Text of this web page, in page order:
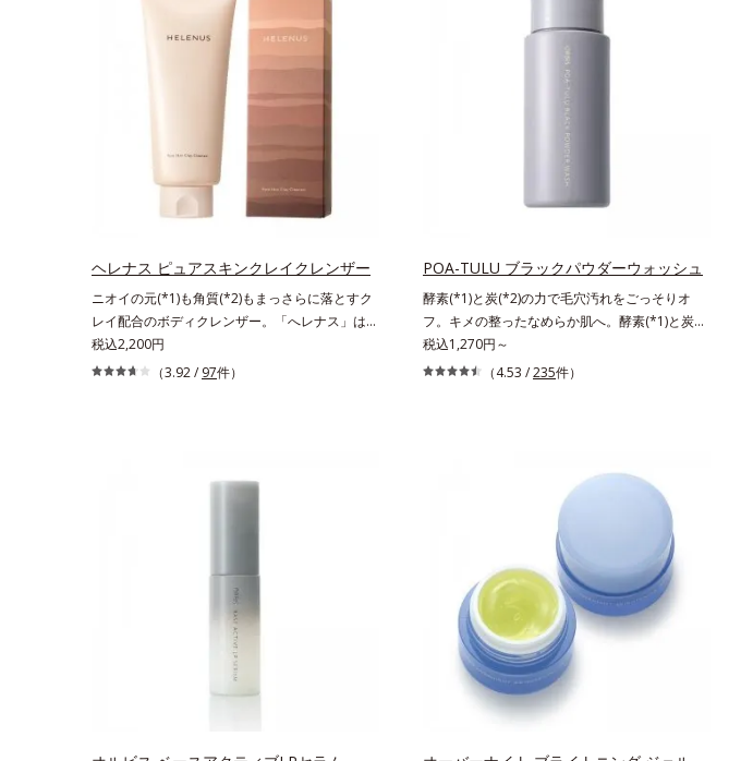
の浸透を促進(*6)します。有効成分「ナイアシン
アミド」配合。真皮のコラーゲン産生を促進し今
あるシワを改善。メラニンの受け渡しを抑制する
ことで、未来のシミ・ソバカスも予防します。今
あるシワも未来のシミにもアプローチ。保湿成分
が日中の肌にもうるおいを与え、明るくなめらか
な肌へ導きます。さらに落ちにくくするとキシキ
シし、塗りごこちを優先すると膜がくずれやすく
なる日焼け止めのジレンマを解消すべく試作を重
ね、落ちにくくのびのよいみずみずしいテクスチ
さで肌にぴったり密着し、SPF50+・PA++++とい
方に。シワ改善・美白を叶えながら、紫外線を味
方にしてあなたの肌を守る最高峰顔用日焼け止め
です。*1 メラニンの生成を抑え、シミ・ソバカ
スを防ぐ*2 化粧膜のくずれにくさ、肌をうるお
ことで保湿成分を浸透促進すること（角層まで）
クルブライトUVプロテクター N各商品の詳しい
情報は商品ページをご覧ください。・BEAUTY夏
肌の水分量アップ。洗顔後の肌に使うと後肌がや
わらかくなり、くすみ知らずのまっさら肌へ。メ
イクのり(*7)もよくなります。さわやかさ広がる
シトラスハーバルの香り。*1 乾燥による*2 クエ
ン酸配合＝角層柔軟成分*3 イソペンチルジオー
ル配合＝保湿成分*4 ツボクサ葉エキス配合＝保
湿成分*5 パルミチン酸アスコルビルリン酸3Na
配合＝保湿成分*6 セラミドNP、セラミドNG、
セラミドAP配合＝保湿成分*7 汚れを落とすこと
ヘレナス ピュアスキンクレイクレンザー
ニオイの元(*1)も角質(*2)もまっさらに落とすク
レイ配合のボディクレンザー。「へレナス」は、
スキンケアに強みのあるオルビスとフレグランス
を愛するセントピアによる共同ブランド。ピュア
イ配合(*3)で、皮脂や古い角質、毛穴汚れまでス
気になる部位に、週2～3回を目安にお使いいた
だける、スペシャルボディケアアイテムです。落
ち着きと深みを感じさせる、ウッディの香り。
*1 ニオイの元となる汚れ *2 古い角質 *3 レ
ッドクレイ（イライト、カオリン）配合＝古い角
質をからめとる洗浄成分、モロッコ溶岩クレイ配
税込2,200円
（3.92 / 97件）
POA-TULU ブラックパウダーウォッシュ
酵素(*1)と炭(*2)の力で毛穴汚れをごっそりオ
フ。キメの整ったなめらか肌へ。酵素(*1)と炭
(*2)の力で毛穴汚れをしっかり落とす、パウダー
タイプの酵素洗顔料です。皮脂やたんぱく質と汚
解。炭が無数の毛穴に入り込み、溶けた汚れをパ
ワフルに吸着してすっきり落とします。さらに浸
透型ビタミンC誘導体(*4)が汚れを取り去った毛
穴を引きしめ、キメの整ったなめらかな肌に洗い
上げます。ツブツブ入りのパウダーが泡立てネッ
トのように空気を含ませるので、簡単に泡立てら
れます。濃密うるおい泡を洗い流したあとは大人
の肌もつっぱりにくく、使うたびに毛穴の目立ち
にくい肌(*5)を目指せます。性別問わずお使いい
ただけるので、ご夫婦やカップルでシェアするの
もおすすめ。デコルテやヒップなど、ボディのザ
す。*1 プロテアーゼ、パパイン、リパーゼ配合
税込1,270円～
（4.53 /235件）